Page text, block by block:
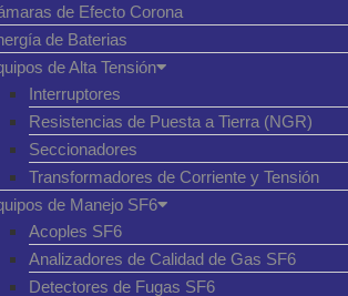
de Efecto Corona
de Baterias
de Alta Tensión
Interruptores
Resistencias de Puesta a Tierra (NGR)
Seccionadores
Transformadores de Corriente y Tensión
de Manejo SF6
Acoples SF6
Analizadores de Calidad de Gas SF6
Detectores de Fugas SF6